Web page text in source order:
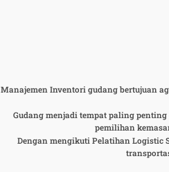
Manajemen Inventori gudang bertujuan
Gudang menjadi tempat paling
pemilihan
Dengan mengikuti Pelatihan Logistic